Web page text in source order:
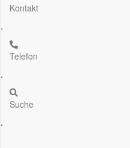
Kontakt
.
Telefon
.
Suche
.